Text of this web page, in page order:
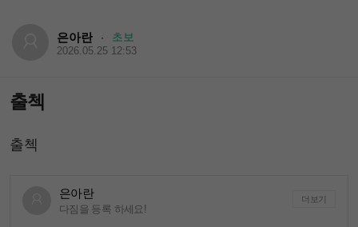
은아란 · 초보
2026.05.25 12:53
출첵
출첵
은아란
다짐을 등록 하세요!
더보기